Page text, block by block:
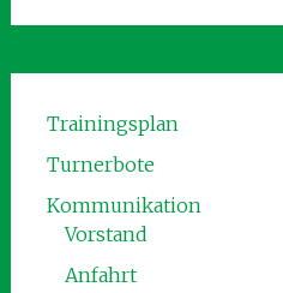
Trainingsplan
Turnerbote
Kommunikation
Vorstand
Anfahrt